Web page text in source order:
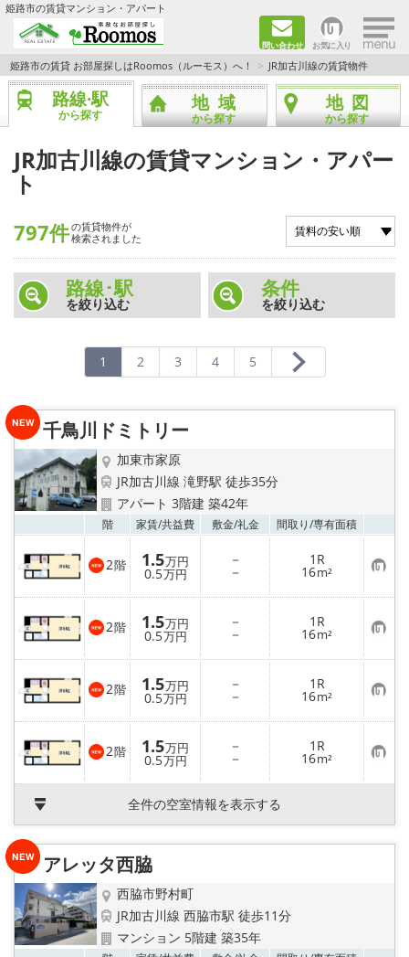
姫路市の賃貸マンション・アパート
問い合わせ お気に入り ×
TOPページ
ファミリー向けの部屋を探す
一人暮らし向けの部屋を探す
ペットと暮らせる部屋を探す
カップル向けの部屋を探す
敷金礼金0円の部屋を探す
ネット無料の部屋を探す
☆新築物件☆
☆インターネット無料物件☆
☆敷金·礼金0円物件☆
路線·駅から探す
地域から探す
地図から探す
スタッフ紹介
スタッフ募集中
店舗情報·アクセス
会社概要
メールでお問い合わせ
姫路市の賃貸 お部屋探しはRoomos（ルーモス）へ！ JR加古川線の賃貸物件
路線·駅
から探す
地域
から探す
地図
から探す
JR加古川線の賃貸マンション・アパー
ト
797件の賃貸物件が
検索されました
路線･駅
を絞り込む
条件
を絞り込む
1 2 3 4 5
千鳥川ドミトリー
加東市家原
JR加古川線 滝野駅 徒歩35分
アパート 3階建 築42年
階 家賃/共益費 敷金/礼金 間取り/専有面積
2階 1.5万円
0.5万円
－
－
1R
16m² お
気
に
入
り
登
録
2階 1.5万円
0.5万円
－
－
1R
16m² お
気
に
入
り
登
録
2階 1.5万円
0.5万円
－
－
1R
16m² お
気
に
入
り
登
録
2階 1.5万円
0.5万円
－
－
1R
16m² お
気
に
登
全件の空室情報を表示する
アレッタ西脇
西脇市野村町
JR加古川線 西脇市駅 徒歩11分
マンション 5階建 築35年